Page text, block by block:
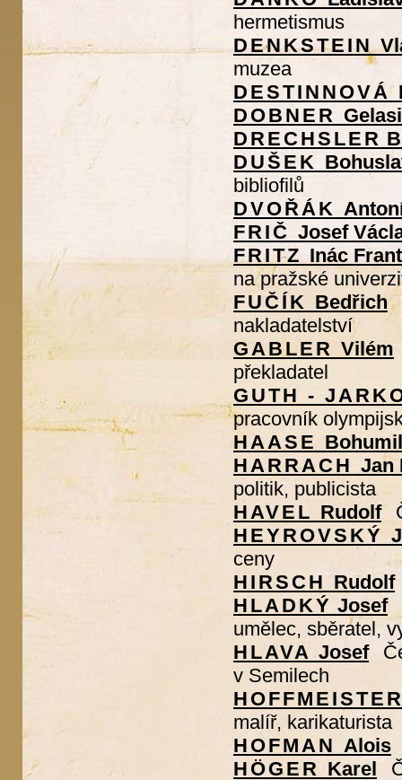
hermetismus
DENKSTEIN
muzea
DESTINNOVÁ
DOBNER
DRECHSLER
DUŠEK
bibliofilů
DVOŘÁK
FRIČ Josef
FRITZ Inác
na pražské
FUČÍK Bedřich
nakladatelství
GABLER Vilém
překladatel
GUTH -
pracovník
HAASE Bohumil
HARRACH Jan
politik, publicista
HAVEL Rudolf
HEYROVSKÝ
ceny
HIRSCH Rudolf
HLADKÝ Josef
umělec, sběratel,
HLAVA Josef
v Semilech
malíř, karikaturista
HOFMAN Alois
HÖGER Karel